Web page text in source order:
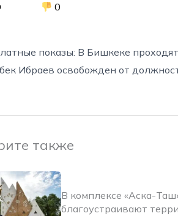
0
показы: В Бишкеке
Ибраев освобожден от
также
В комплексе «Аска-
благоустраивают